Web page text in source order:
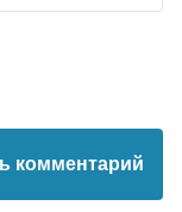
комментарий